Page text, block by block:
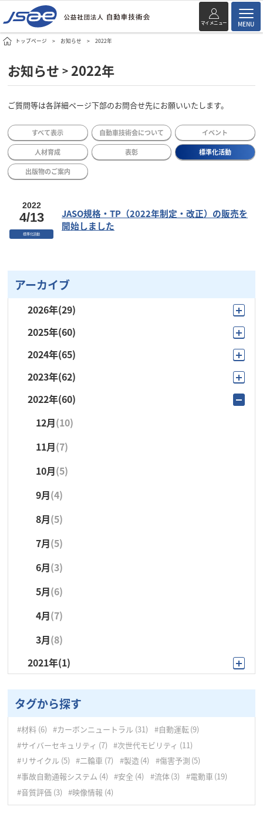
マイメニュー MENU
トップページ お知らせ 2022年
お知らせ > 2022年
ご質問等は各詳細ページ下部のお問合せ先にお願いいたします。
すべて表示 自動車技術会について イベント
人材育成 表彰 標準化活動
出版物のご案内
JASO規格・TP（2022年制定・改正）の販売を
開始しました
2022
4/13
標準化活動
アーカイブ
2026年(29)
8月(4)
7月(6)
6月(1)
5月(4)
4月(5)
3月(4)
2月(1)
1月(4)
2025年(60)
12月(4)
11月(3)
10月(9)
9月(15)
8月(3)
7月(6)
6月(3)
5月(4)
4月(3)
3月(5)
2月(1)
1月(4)
2024年(65)
12月(2)
11月(5)
10月(4)
9月(21)
8月(5)
7月(6)
6月(4)
5月(2)
4月(2)
3月(5)
2月(4)
1月(5)
2023年(62)
12月(4)
11月(5)
10月(9)
9月(8)
8月(5)
7月(2)
6月(4)
5月(6)
4月(3)
3月(4)
2月(7)
1月(5)
2022年(60)
12月(10)
11月(7)
10月(5)
9月(4)
8月(5)
7月(5)
6月(3)
5月(6)
4月(7)
3月(8)
2021年(1)
9月(1)
タグから探す
#材料 (6) #カーボンニュートラル (31) #自動運転(9)
#サイバーセキュリティ (7) #次世代モビリティ (11)
#リサイクル (5) #二輪車 (7) #製造(4) #傷害予測 (5)
#事故自動通報システム (4) #安全 (4) #流体(3) #電動車(19)
#音質評価 (3) #映像情報 (4)